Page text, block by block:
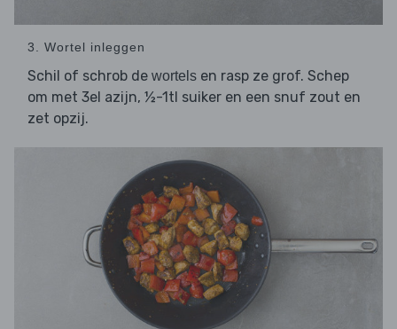
3. Wortel inleggen
Schil of schrob de wortels en rasp ze grof. Schep
om met 3el azijn, ½-1tl suiker en een snuf zout en
zet opzij.